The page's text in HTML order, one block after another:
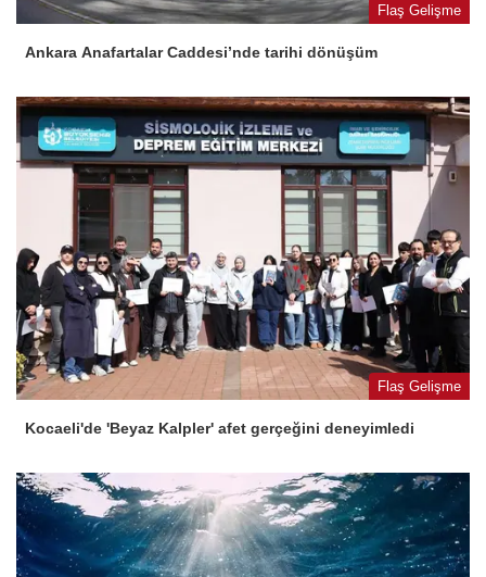
Flaş Gelişme
Ankara Anafartalar Caddesi’nde tarihi dönüşüm
Flaş Gelişme
Kocaeli'de 'Beyaz Kalpler' afet gerçeğini deneyimledi